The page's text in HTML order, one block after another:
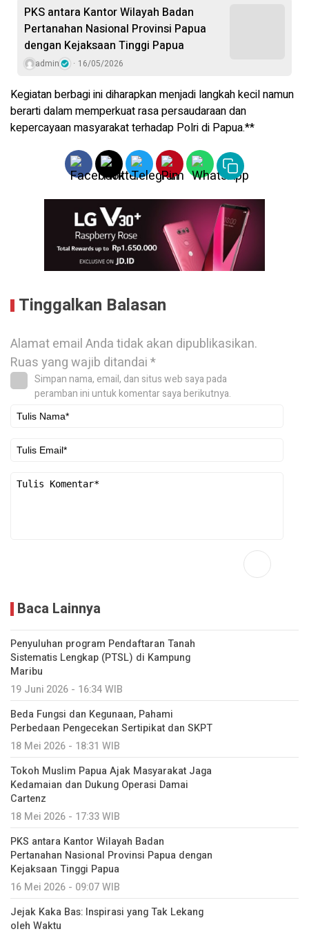
PKS antara Kantor Wilayah Badan
Pertanahan Nasional Provinsi Papua
dengan Kejaksaan Tinggi Papua
admin 16/05/2026
Kegiatan berbagi ini diharapkan menjadi langkah kecil namun
berarti dalam memperkuat rasa persaudaraan dan
kepercayaan masyarakat terhadap Polri di Papua.**
Tinggalkan Balasan
Alamat email Anda tidak akan dipublikasikan.
Ruas yang wajib ditandai*
Simpan nama, email, dan situs web saya pada
peramban ini untuk komentar saya berikutnya.
Baca Lainnya
Penyuluhan program Pendaftaran Tanah
Sistematis Lengkap (PTSL) di Kampung
Maribu
19 Juni 2026 - 16:34 WIB
Beda Fungsi dan Kegunaan, Pahami
Perbedaan Pengecekan Sertipikat dan SKPT
18 Mei 2026 - 18:31 WIB
Tokoh Muslim Papua Ajak Masyarakat Jaga
Kedamaian dan Dukung Operasi Damai
Cartenz
18 Mei 2026 - 17:33 WIB
PKS antara Kantor Wilayah Badan
Pertanahan Nasional Provinsi Papua dengan
Kejaksaan Tinggi Papua
16 Mei 2026 - 09:07 WIB
Jejak Kaka Bas: Inspirasi yang Tak Lekang
oleh Waktu